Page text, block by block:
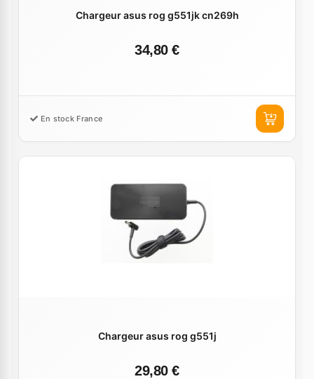
Chargeur asus rog g551jk cn269h
34,80 €
En stock France
Chargeur asus rog g551j
29,80 €